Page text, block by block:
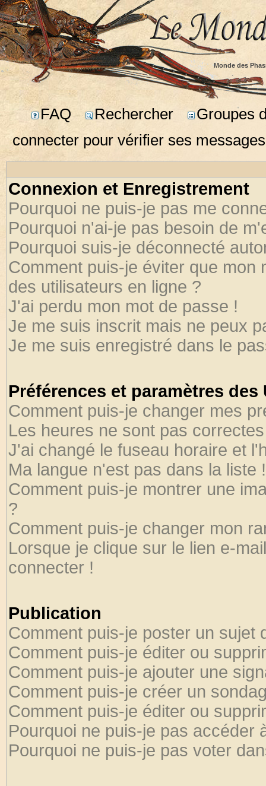
Monde des
FAQ Rechercher
Groupes
connecter pour vérifier ses
Connexion et Enregistrement
Pourquoi ne puis-je pas me
Pourquoi n'ai-je pas besoin de
Pourquoi suis-je déconnecté
Comment puis-je éviter que mon
des utilisateurs en ligne ?
J'ai perdu mon mot de passe !
Je me suis inscrit mais ne peux
Je me suis enregistré dans le
Préférences et paramètres
Comment puis-je changer mes
Les heures ne sont pas
J'ai changé le fuseau horaire et
Ma langue n'est pas dans la liste !
Comment puis-je montrer une
?
Comment puis-je changer mon
Lorsque je clique sur le lien e-
connecter !
Publication
Comment puis-je poster un sujet
Comment puis-je éditer ou
Comment puis-je ajouter une
Comment puis-je créer un
Comment puis-je éditer ou
Pourquoi ne puis-je pas accéder
Pourquoi ne puis-je pas voter